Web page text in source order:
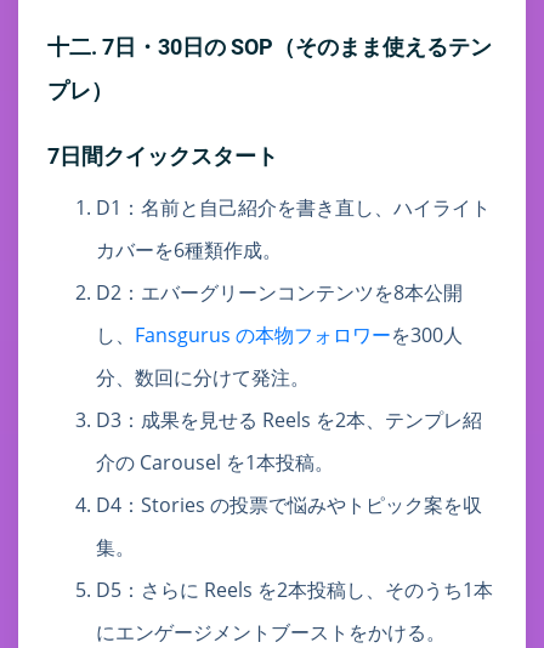
十二. 7日・30日の SOP（そのまま使えるテン
プレ）
7日間クイックスタート
D1：名前と自己紹介を書き直し、ハイライト
カバーを6種類作成。
D2：エバーグリーンコンテンツを8本公開
し、 Fansgurus の本物フォロワーを300人
分、数回に分けて発注。
D3：成果を見せる Reels を2本、テンプレ紹
介の Carousel を1本投稿。
D4：Stories の投票で悩みやトピック案を収
集。
D5：さらに Reels を2本投稿し、そのうち1本
にエンゲージメントブーストをかける。